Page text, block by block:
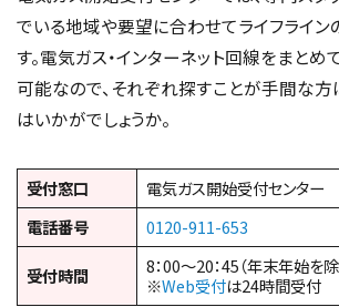
でいる地域や要望に合わせてライフライン
す。電気ガス・インターネット回線をまと
可能なので、それぞれ探すことが手間な
はいかがでしょうか。
受付窓口
電気ガス開始受付センター
電話番号
0120-911-653
受付時間
8：00～20：45（年末年始を除
※Web受付は24時間受付